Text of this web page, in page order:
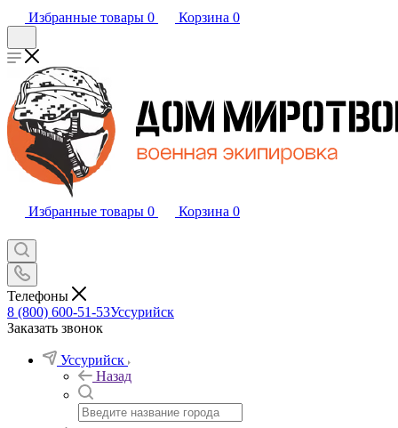
Избранные товары 0 Корзина 0
Избранные товары 0 Корзина 0
Телефоны
8 (800) 600-51-53Уссурийск
Заказать звонок
Уссурийск
Назад